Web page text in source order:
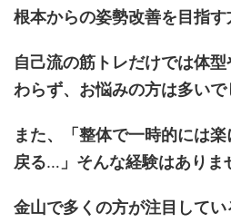
根本からの姿勢改善を目指す
自己流の筋トレだけでは体
わらず、お悩みの方は多いで
また、「整体で一時的には
戻る… 」そんな経験はありま
金山で多くの方が注目して